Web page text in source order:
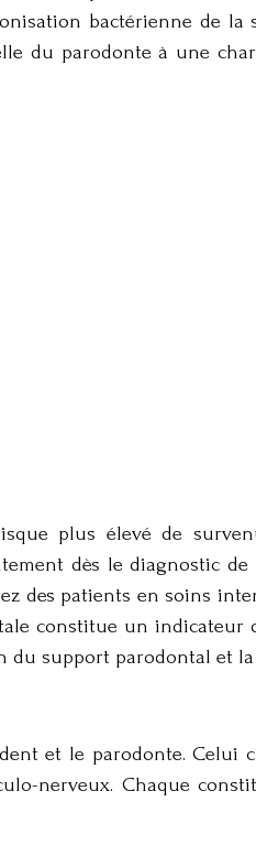
bactérienne de
du parodonte à une
plus élevé de
dès le diagnostic
des patients en soins
constitue un indicateur
du support parodontal et
et le parodonte. Celui
nerveux. Chaque